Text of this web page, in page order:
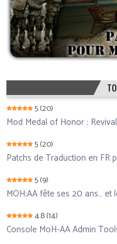
5(20)
Mod Medal of Honor :
5(20)
Patchs de Traduction en FR
5(9)
MOH:AA fête ses 20 ans… et
4.8(14)
Console MoH-AA Admin